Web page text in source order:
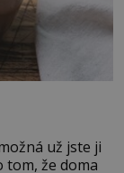
už jste ji
tom, že doma